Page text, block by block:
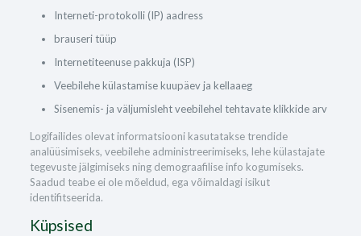
Interneti-protokolli (IP) aadress
brauseri tüüp
Internetiteenuse pakkuja (ISP)
Veebilehe külastamise kuupäev ja kellaaeg
Sisenemis- ja väljumisleht veebilehel tehtavate klikkide arv
Logifailides olevat informatsiooni kasutatakse trendide
analüüsimiseks, veebilehe administreerimiseks, lehe külastajate
tegevuste jälgimiseks ning demograafilise info kogumiseks.
Saadud teabe ei ole mõeldud, ega võimaldagi isikut
identifitseerida.
Küpsised